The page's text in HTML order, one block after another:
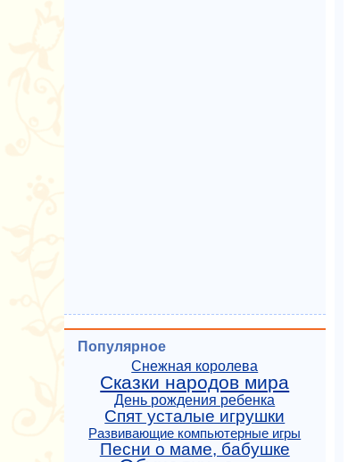
Популярное
Снежная королева
Сказки народов мира
День рождения ребенка
Спят усталые игрушки
Развивающие компьютерные игры
Песни о маме, бабушке